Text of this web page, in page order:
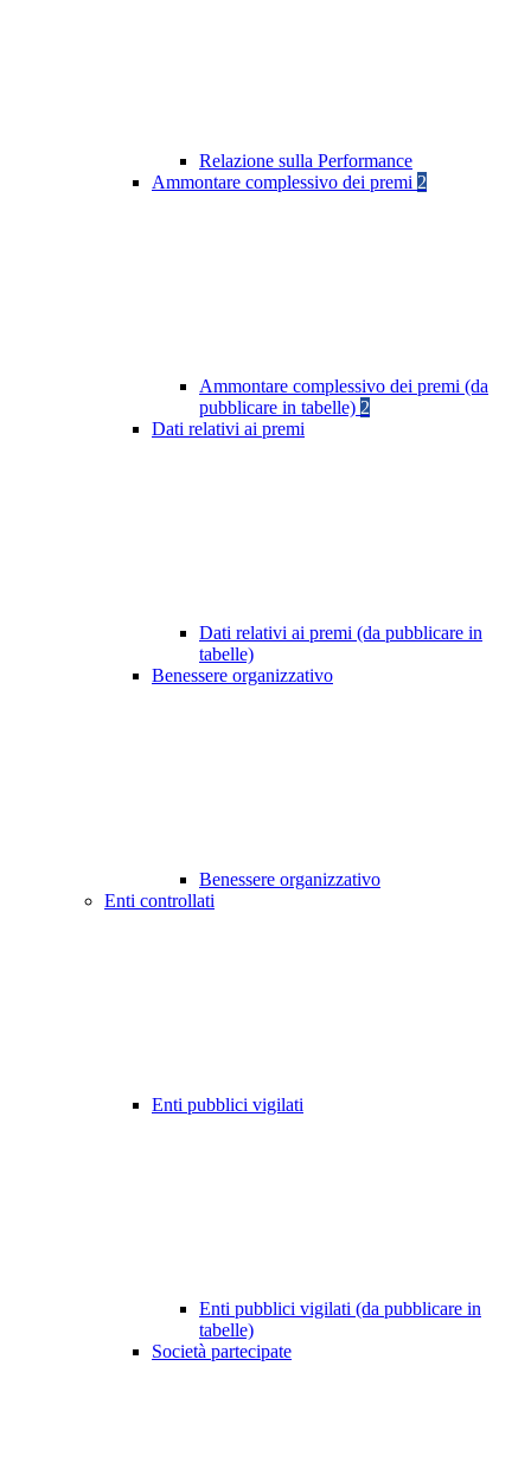
Relazione sulla Performance
Ammontare complessivo dei premi 2
Ammontare complessivo dei premi (da
pubblicare in tabelle) 2
Dati relativi ai premi
Dati relativi ai premi (da pubblicare in
tabelle)
Benessere organizzativo
Benessere organizzativo
Enti controllati
Enti pubblici vigilati
Enti pubblici vigilati (da pubblicare in
tabelle)
Società partecipate